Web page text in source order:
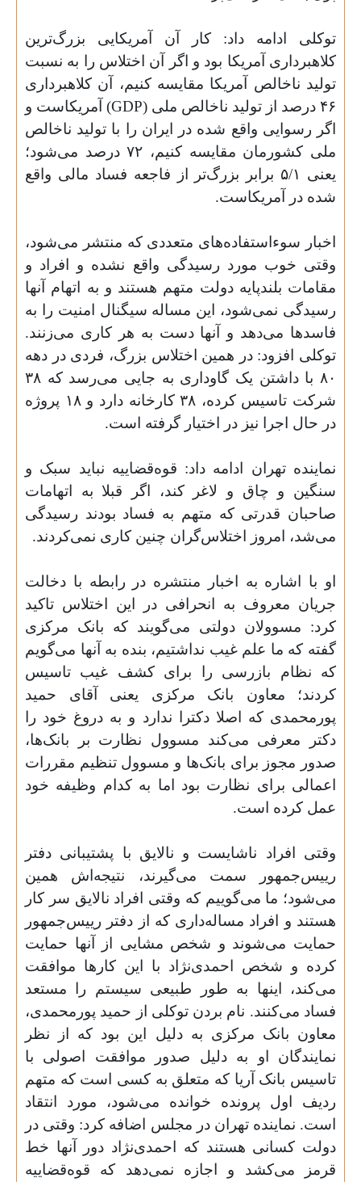
توکلی ادامه داد: کار آن آمریکایی بزرگ‌ترین
کلاهبرداری آمریکا بود و اگر آن اختلاس را به نسبت
تولید ناخالص آمریکا مقایسه کنیم، آن کلاهبرداری
۴۶ درصد از تولید ناخالص ملی (GDP) آمریکاست و
اگر رسوایی واقع شده در ایران را با تولید ناخالص
ملی کشورمان مقایسه کنیم، ۷۲درصد می‌شود؛
یعنی ۵/۱ برابر بزرگ‌تر از فاجعه فساد مالی واقع
شده در آمریکاست.
اخبار سوء‌استفاده‌های متعددی که منتشر می‌شود،
وقتی خوب مورد رسیدگی واقع نشده و افراد و
مقامات بلندپایه دولت متهم هستند و به اتهام آنها
رسیدگی نمی‌شود، این مساله سیگنال امنیت را به
فاسدها می‌دهد و آنها دست به هر کاری می‌زنند.
توکلی افزود: ‌در همین اختلاس بزرگ، فردی در دهه
۸۰ با داشتن یک گاوداری به جایی می‌رسد که ۳۸
شرکت تاسیس کرده‌، ۳۸ کارخانه دارد و ۱۸ پروژه
در حال اجرا نیز در اختیار گرفته است.
نماینده تهران ادامه داد: قوه‌قضاییه نباید سبک و
سنگین و چاق و لاغر کند، اگر قبلا به اتهامات
صاحبان قدرتی که متهم به فساد بودند رسیدگی
می‌شد، امروز اختلاس‌گران چنین کاری نمی‌کردند.
او با اشاره به اخبار منتشره در رابطه با دخالت
جریان معروف به انحرافی در این اختلاس تاکید
کرد: مسوولان دولتی می‌گویند که بانک مرکزی
گفته که ما علم غیب نداشتیم، بنده به آنها می‌گویم
که نظام بازرسی را برای کشف غیب تاسیس
کردند؛ معاون بانک مرکزی یعنی آقای حمید
پورمحمدی که اصلا دکترا ندارد و به دروغ خود را
دکتر معرفی می‌کند مسوول نظارت بر بانک‌ها،
صدور مجوز برای بانک‌ها و مسوول تنظیم مقررات
اعمالی برای نظارت بود اما به کدام وظیفه خود
عمل کرده است.
وقتی افراد ناشایست و نالایق با پشتیبانی دفتر
رییس‌جمهور سمت می‌گیرند، نتیجه‌اش همین
می‌شود؛ ما می‌گوییم که وقتی افراد نالایق سر کار
هستند و افراد مساله‌داری که از دفتر رییس‌جمهور
حمایت می‌شوند و شخص مشایی از آنها حمایت
کرده و شخص احمدی‌نژاد با این کارها موافقت
می‌کند، اینها به طور طبیعی سیستم را مستعد
فساد می‌کنند. نام بردن توکلی از حمید پورمحمدی،
معاون بانک مرکزی به دلیل این بود که از نظر
نمایندگان او به دلیل صدور موافقت اصولی با
تاسیس بانک آریا که متعلق به کسی است که متهم
ردیف اول پرونده خوانده می‌شود، مورد انتقاد
است. نماینده تهران در مجلس اضافه کرد: وقتی در
دولت کسانی هستند که احمدی‌نژاد دور آنها خط
قرمز می‌کشد و اجازه نمی‌دهد که قوه‌قضاییه